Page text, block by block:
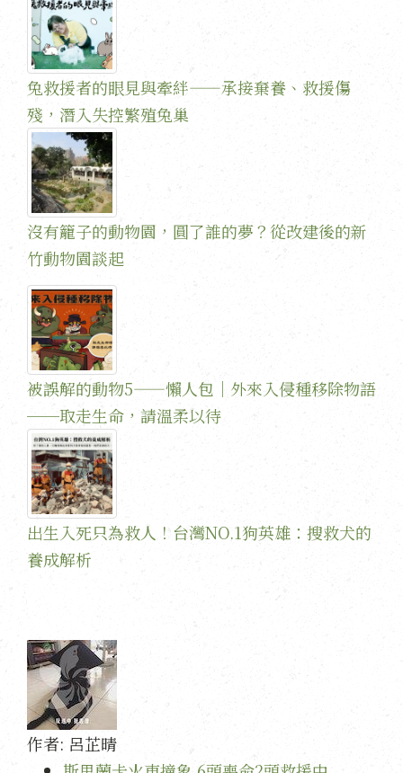
兔救援者的眼見與牽絆——承接棄養、救援傷
殘，潛入失控繁殖兔巢
沒有籠子的動物園，圓了誰的夢？從改建後的新
竹動物園談起
被誤解的動物5——懶人包｜外來入侵種移除物語
──取走生命，請溫柔以待
出生入死只為救人！台灣NO.1狗英雄：搜救犬的
養成解析
作者: 呂芷晴